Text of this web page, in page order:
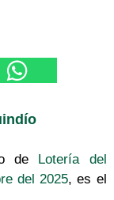
de Lotería del
del 2025, es el